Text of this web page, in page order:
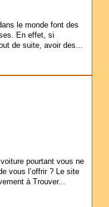
le monde font des
En effet, si
de suite, avoir des...
pourtant vous ne
vous l’offrir ? Le site
à Trouver...